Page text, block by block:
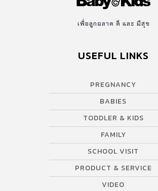
เพื่อลูกฉลาด ดี และ มีสุข
USEFUL LINKS
PREGNANCY
BABIES
TODDLER & KIDS
FAMILY
SCHOOL VISIT
PRODUCT & SERVICE
VIDEO